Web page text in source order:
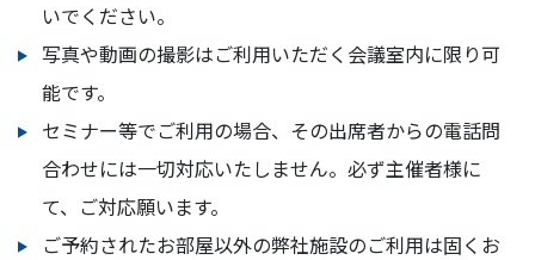
いでください。
写真や動画の撮影はご利用いただく会議室内に限り可
能です。
セミナー等でご利用の場合、その出席者からの電話問
合わせには一切対応いたしません。必ず主催者様に
て、ご対応願います。
ご予約されたお部屋以外の弊社施設のご利用は固くお